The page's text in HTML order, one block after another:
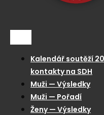
Kalendář soutěží
kontakty na SDH
Muži — Výsledky
Muži — Pořadí
Ženy — Výsledky